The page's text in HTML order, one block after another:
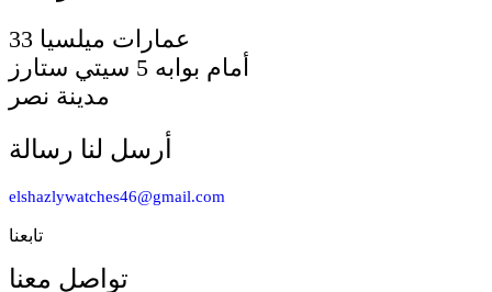
أمام بوابه 5 سيتي ستارز
مدينة نصر
أرسل لنا رسالة
elshazlywatches46@gmail.com
تابعنا
تواصل معنا